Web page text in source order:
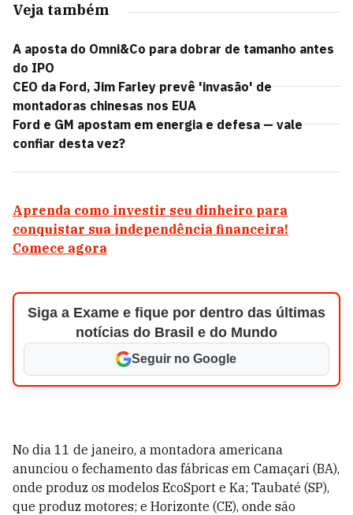
Veja também
A aposta do Omni&Co para dobrar de tamanho antes
do IPO
CEO da Ford, Jim Farley prevê 'invasão' de
montadoras chinesas nos EUA
Ford e GM apostam em energia e defesa — vale
confiar desta vez?
Aprenda como investir seu dinheiro para
conquistar sua independência financeira!
Comece agora
Siga a Exame e fique por dentro das últimas
notícias do Brasil e do Mundo
Seguir no Google
No dia 11 de janeiro, a montadora americana
anunciou o fechamento das fábricas em Camaçari (BA),
onde produz os modelos EcoSport e Ka; Taubaté (SP),
que produz motores; e Horizonte (CE), onde são